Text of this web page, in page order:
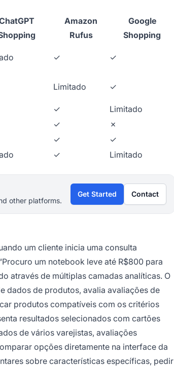
Amazon
Rufus
Google
Shopping
✓ ✓
Limitado ✓
✓
Limitado
✓
✗
✓
✓
✓ Limitado
other platforms.
Get Started Contact
um cliente inicia uma consulta
um notebook leve até R$800 para
através de múltiplas camadas analíticas. O
dados de produtos, avalia avaliações de
produtos compatíveis com os critérios
resultados selecionados com cartões
de vários varejistas, avaliações
opções diretamente na interface da
sobre características específicas, pedir